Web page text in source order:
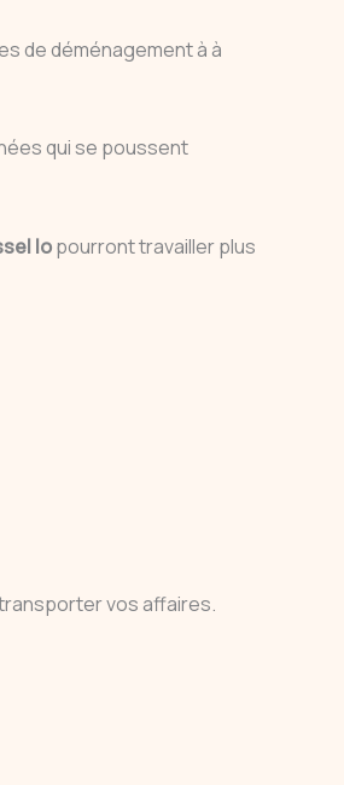
de déménagement à à
qui se poussent
lopourront travailler plus
vos affaires.